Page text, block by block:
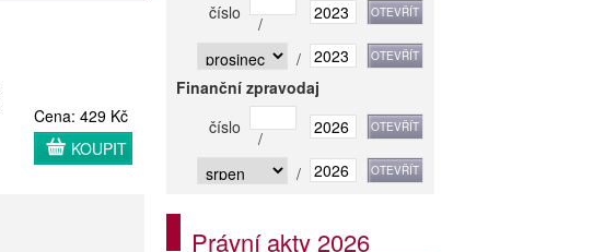
Cena: 429 Kč
KOUPIT
číslo
/
/
Finanční zpravodaj
číslo
/
/
Právní akty 2026